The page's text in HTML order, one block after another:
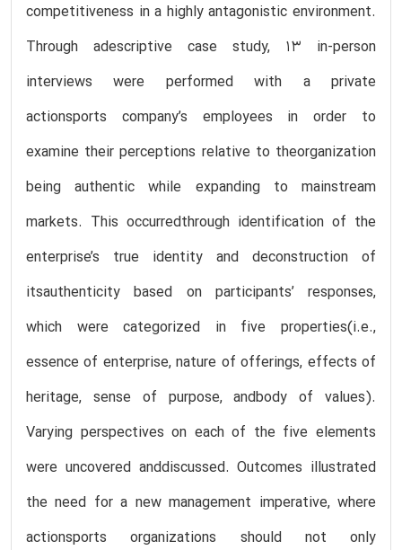
competitiveness in a highly antagonistic environment.
Through adescriptive case study, 13 in-person
interviews were performed with a private
actionsports company’s employees in order to
examine their perceptions relative to theorganization
being authentic while expanding to mainstream
markets. This occurredthrough identification of the
enterprise’s true identity and deconstruction of
itsauthenticity based on participants’ responses,
which were categorized in five properties(i.e.,
essence of enterprise, nature of offerings, effects of
heritage, sense of purpose, andbody of values).
Varying perspectives on each of the five elements
were uncovered anddiscussed. Outcomes illustrated
the need for a new management imperative, where
actionsports organizations should not only